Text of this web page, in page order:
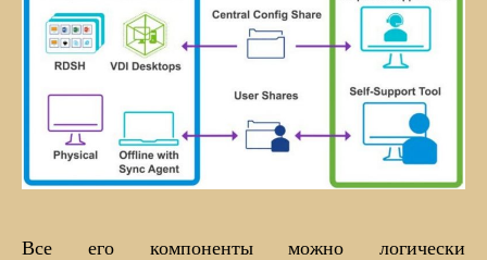
Все его компоненты можно логически